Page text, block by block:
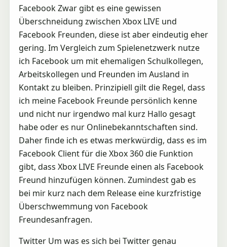
Facebook Zwar gibt es eine gewissen
Überschneidung zwischen Xbox LIVE und
Facebook Freunden, diese ist aber eindeutig eher
gering. Im Vergleich zum Spielenetzwerk nutze
ich Facebook um mit ehemaligen Schulkollegen,
Arbeitskollegen und Freunden im Ausland in
Kontakt zu bleiben. Prinzipiell gilt die Regel, dass
ich meine Facebook Freunde persönlich kenne
und nicht nur irgendwo mal kurz Hallo gesagt
habe oder es nur Onlinebekanntschaften sind.
Daher finde ich es etwas merkwürdig, dass es im
Facebook Client für die Xbox 360 die Funktion
gibt, dass Xbox LIVE Freunde einen als Facebook
Freund hinzufügen können. Zumindest gab es
bei mir kurz nach dem Release eine kurzfristige
Überschwemmung von Facebook
Freundesanfragen.
Twitter Um was es sich bei Twitter genau